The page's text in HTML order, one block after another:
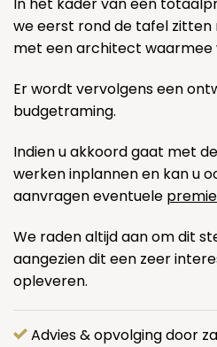
In het kader van een
we eerst rond de tafel
met een architect waarmee
Er wordt vervolgens een
budgetraming.
Indien u akkoord gaat met
werken inplannen en kan u
aanvragen eventuele
We raden altijd aan om dit
aangezien dit een zeer
opleveren.
Advies & opvolging door